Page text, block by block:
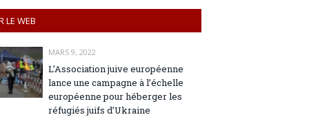
LE WEB
MARS 9, 2022
L’Association juive européenne
lance une campagne à l’échelle
européenne pour héberger les
réfugiés juifs d’Ukraine